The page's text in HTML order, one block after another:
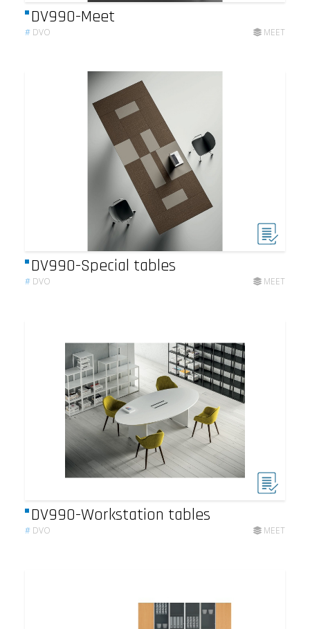
DV990-Meet
# DVO MEET
DV990-Special tables
# DVO MEET
DV990-Workstation tables
# DVO MEET